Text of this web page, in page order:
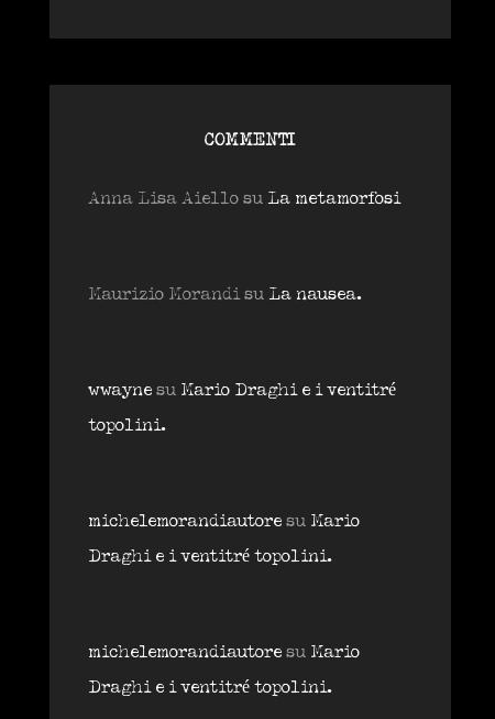
COMMENTI
Anna Lisa Aiellosu La metamorfosi
Maurizio Morandisu La nausea.
wwaynesu Mario Draghi e i ventitré
topolini.
michelemorandiautoresu Mario
Draghi e i ventitré topolini.
michelemorandiautoresu Mario
Draghi e i ventitré topolini.